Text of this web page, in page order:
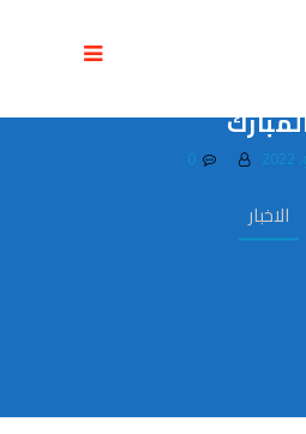
الاخبار
موظفي الأمن
خلال إجازة عيد الفطر
0